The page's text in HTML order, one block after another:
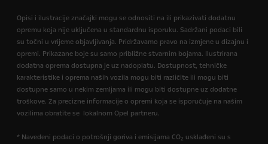
Opisi i ilustracije značajki mogu se odnositi na ili prikazivati dodatnu
opremu koja nije uključena u standardnu isporuku. Sadržani podaci bili
su točni u vrijeme objavljivanja. Pridržavamo pravo na izmjene u dizajnu i
opremi. Prikazane boje su samo približne stvarnim bojama. Ilustrirana
dodatna oprema dostupna je uz nadoplatu. Dostupnost, tehničke
karakteristike i oprema naših vozila mogu biti različite ili mogu biti
dostupne samo u nekim zemljama ili mogu biti dostupne uz dodatne
troškove. Za precizne informacije o opremi koja se isporučuje na našim
vozilima obratite se lokalnom Opel partneru.
* Navedeni podaci o potrošnji goriva i emisijama CO2 usklađeni su s